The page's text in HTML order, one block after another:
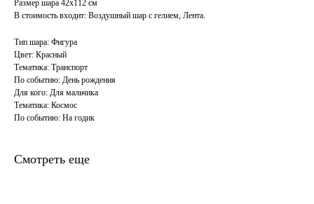
Размер шара 42х112 см
В стоимость входит: Воздушный шар с гелием, Лента.
Тип шара: Фигура
Цвет: Красный
Тематика: Транспорт
По событию: День рождения
Для кого: Для мальчика
Тематика: Космос
По событию: На годик
Смотреть еще